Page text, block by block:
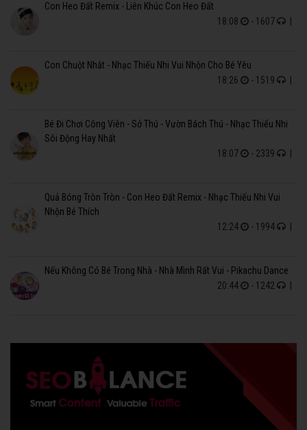
Con Heo Đất Remix - Liên Khúc Con Heo Đất
18:08
- 1607 |
Con Chuột Nhắt - Nhạc Thiếu Nhi Vui Nhộn Cho Bé Yêu
18:26
- 1519 |
Bé Đi Chơi Công Viên - Sở Thú - Vườn Bách Thú - Nhạc Thiếu Nhi
Sôi Động Hay Nhất
18:07
- 2339 |
Quả Bóng Tròn Tròn - Con Heo Đất Remix - Nhạc Thiếu Nhi Vui
Nhộn Bé Thích
12:24
- 1994 |
Nếu Không Có Bé Trong Nhà - Nhà Mình Rất Vui - Pikachu Dance
20:44
- 1242 |